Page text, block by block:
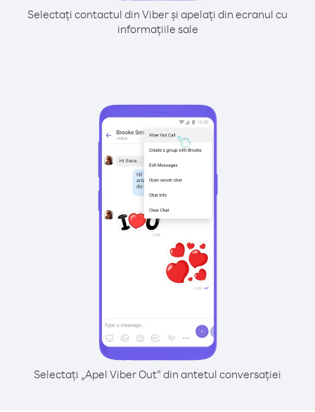
Selectați contactul din Viber și apelați din ecranul cu
informațiile sale
Selectați „Apel Viber Out” din antetul conversației